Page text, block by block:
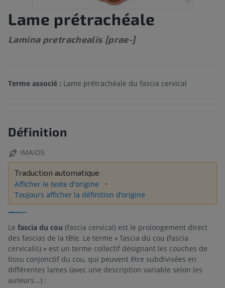
Lame prétrachéale
Lamina pretrachealis [prae-]
Terme associé : Lame prétrachéale du fascia cervical
Définition
IMAIOS
Traduction automatique
Afficher le texte d'origine
Toujours afficher la définition d’origine
Le fascia du cou (fascia cervical) est le prolongement direct
des fascias de la tête. Le terme « fascia du cou (fascia
cervicalis) » est un terme collectif désignant les couches de
tissu conjonctif du cou, qui peuvent être subdivisées en
différentes lames (avec une description variable selon les
auteurs...) :